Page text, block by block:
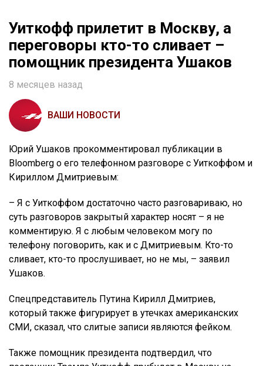
Уиткофф прилетит в Москву, а
переговоры кто-то сливает –
помощник президента Ушаков
8 месяцев назад
ВАШИ НОВОСТИ
Юрий Ушаков прокомментировал публикации в
Bloomberg о его телефонном разговоре с Уиткоффом и
Кириллом Дмитриевым:
– Я с Уиткоффом достаточно часто разговариваю, но
суть разговоров закрытый характер носят – я не
комментирую. Я с любым человеком могу по
телефону поговорить, как и с Дмитриевым. Кто-то
сливает, кто-то прослушивает, но не мы, – заявил
Ушаков.
Спецпредставитель Путина Кирилл Дмитриев,
который также фигурирует в утечках американских
СМИ, сказал, что слитые записи являются фейком.
Также помощник президента подтвердил, что